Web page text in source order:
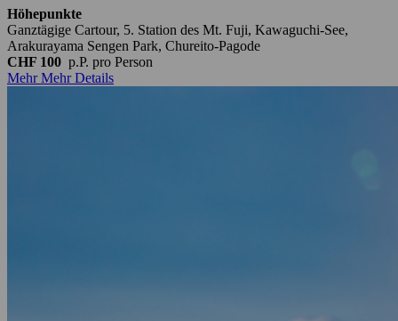
Höhepunkte
Ganztägige Cartour, 5. Station des Mt. Fuji, Kawaguchi-See,
Arakurayama Sengen Park, Chureito-Pagode
CHF 100 p.P. pro Person
Mehr Mehr Details